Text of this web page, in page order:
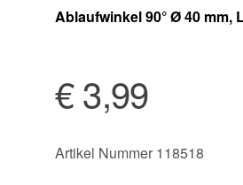
Ablaufwinkel 90° Ø 40 mm,
€ 3,99
Artikel Nummer 118518